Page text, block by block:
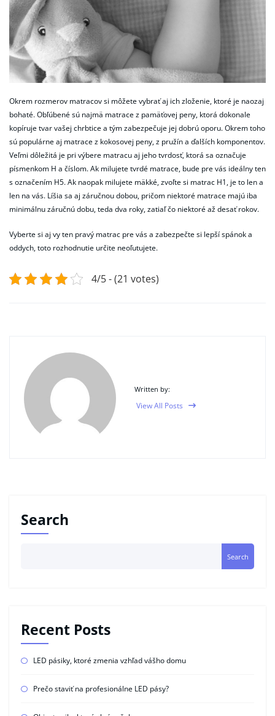
Okrem rozmerov matracov si môžete vybrať aj ich zloženie, ktoré je naozaj
bohaté. Obľúbené sú najmä matrace z pamäťovej peny, ktorá dokonale
kopíruje tvar vašej chrbtice a tým zabezpečuje jej dobrú oporu. Okrem toho
sú populárne aj matrace z kokosovej peny, z pružín a ďalších komponentov.
Veľmi dôležitá je pri výbere matracu aj jeho tvrdosť, ktorá sa označuje
písmenkom H a číslom. Ak milujete tvrdé matrace, bude pre vás ideálny ten
s označením H5. Ak naopak milujete mäkké, zvoľte si matrac H1, je to len a
len na vás. Líšia sa aj záručnou dobou, pričom niektoré matrace majú iba
minimálnu záručnú dobu, teda dva roky, zatiaľ čo niektoré až desať rokov.
Vyberte si aj vy ten pravý matrac pre vás a zabezpečte si lepší spánok a
oddych, toto rozhodnutie určite neoľutujete.
4/5 - (21 votes)
Written by:
View All Posts
Search
Search
Recent Posts
LED pásiky, ktoré zmenia vzhľad vášho domu
Prečo staviť na profesionálne LED pásy?